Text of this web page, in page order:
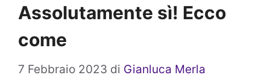
Assolutamente sì! Ecco
come
7 Febbraio 2023 di Gianluca Merla